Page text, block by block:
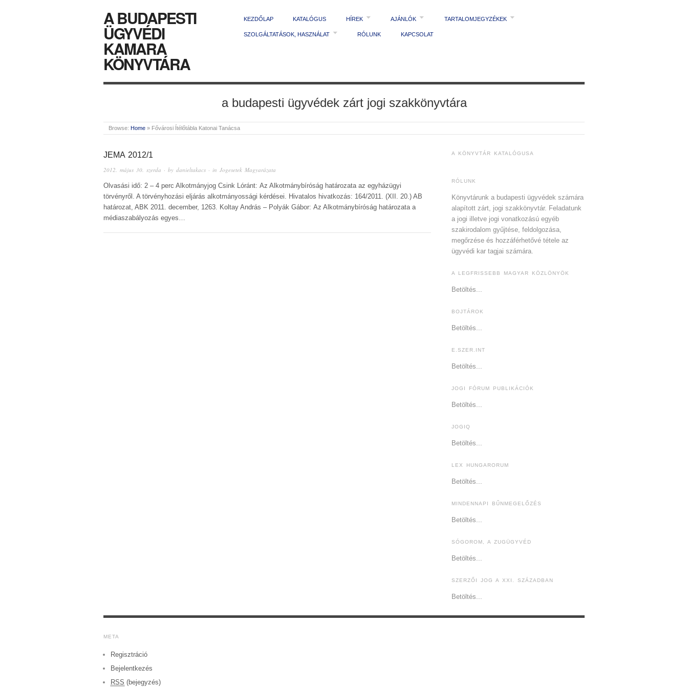
A BUDAPESTI
ÜGYVÉDI
KAMARA
KÖNYVTÁRA
KEZDŐLAP KATALÓGUS HÍREK AJÁNLÓK TARTALOMJEGYZÉKEK
SZOLGÁLTATÁSOK, HASZNÁLAT RÓLUNK KAPCSOLAT
a budapesti ügyvédek zárt jogi szakkönyvtára
Browse: Home » Fővárosi Ítélőtábla Katonai Tanácsa
JEMA 2012/1
2012. május 30. szerda · by danieltakacs · in Jogesetek Magyarázata
Olvasási idő: 2 – 4 perc Alkotmányjog Csink Lóránt: Az Alkotmánybíróság határozata az egyházügyi
törvényről. A törvényhozási eljárás alkotmányossági kérdései. Hivatalos hivatkozás: 164/2011. (XII. 20.) AB
határozat, ABK 2011. december, 1263. Koltay András – Polyák Gábor: Az Alkotmánybíróság határozata a
médiaszabályozás egyes…
A KÖNYVTÁR KATALÓGUSA
RÓLUNK
Könyvtárunk a budapesti ügyvédek számára
alapított zárt, jogi szakkönyvtár. Feladatunk
a jogi illetve jogi vonatkozású egyéb
szakirodalom gyűjtése, feldolgozása,
megőrzése és hozzáférhetővé tétele az
ügyvédi kar tagjai számára.
A LEGFRISSEBB MAGYAR KÖZLÖNYÖK
Betöltés...
BOJTÁROK
Betöltés...
E.SZER.INT
Betöltés...
JOGI FÓRUM PUBLIKÁCIÓK
Betöltés...
JOGIQ
Betöltés...
LEX HUNGARORUM
Betöltés...
MINDENNAPI BŰNMEGELŐZÉS
Betöltés...
SÓGOROM, A ZUGÜGYVÉD
Betöltés...
SZERZŐI JOG A XXI. SZÁZADBAN
Betöltés...
META
Regisztráció
Bejelentkezés
RSS (bejegyzés)